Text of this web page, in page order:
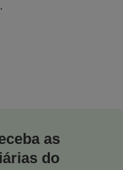
.
as
do